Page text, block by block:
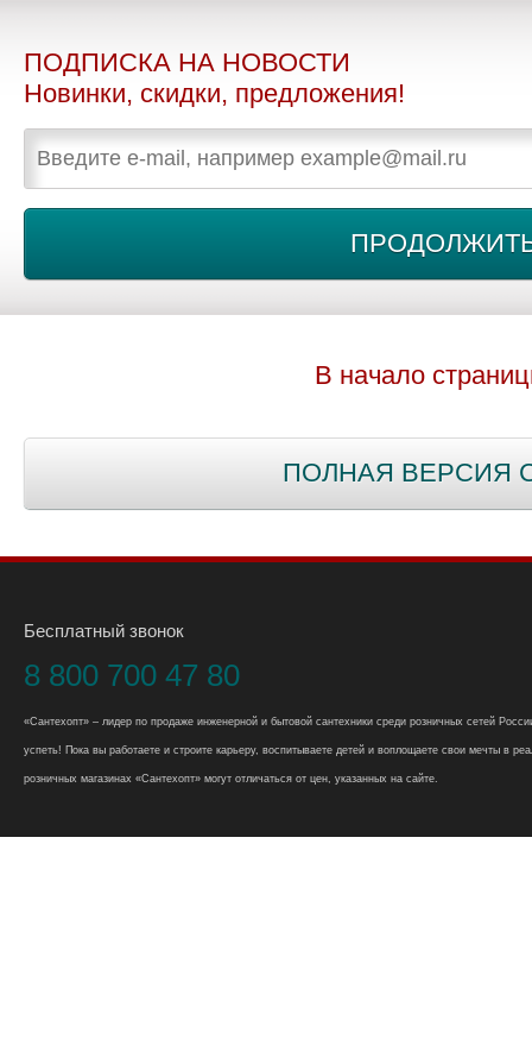
ПОДПИСКА НА НОВОСТИ
Новинки, скидки, предложения!
В начало
ПОЛНАЯ ВЕРСИЯ
Бесплатный звонок
8 800 700 47 80
«Сантехопт» – лидер по продаже инженерной и бытовой сантехники среди розничных сетей
успеть! Пока вы работаете и строите карьеру, воспитываете детей и воплощаете свои мечты в
розничных магазинах «Сантехопт» могут отличаться от цен, указанных на сайте.